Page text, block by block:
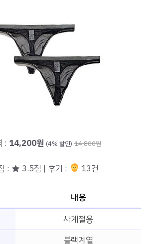
: 14,200원 (4% 할인) 14,800원
: ★ 3.5점 | 후기 : 13건
내용
사계절용
블랙계열